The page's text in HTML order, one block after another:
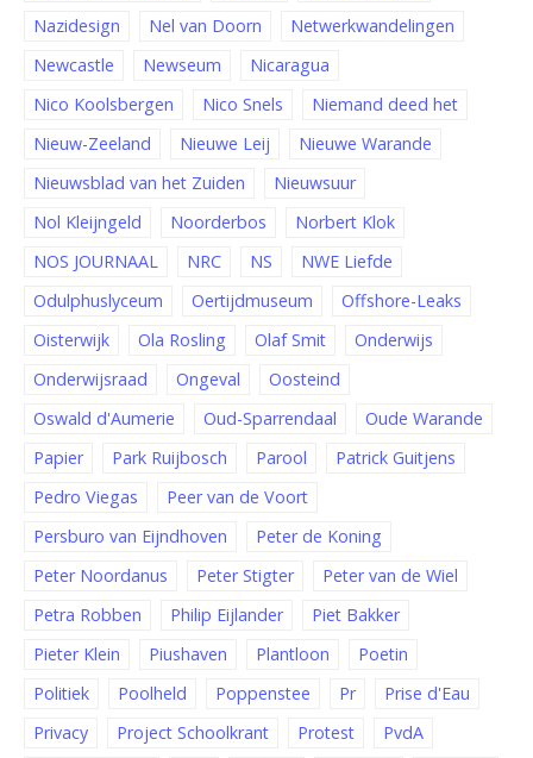
Nazidesign
Nel van Doorn
Netwerkwandelingen
Newcastle
Newseum
Nicaragua
Nico Koolsbergen
Nico Snels
Niemand deed het
Nieuw-Zeeland
Nieuwe Leij
Nieuwe Warande
Nieuwsblad van het Zuiden
Nieuwsuur
Nol Kleijngeld
Noorderbos
Norbert Klok
NOS JOURNAAL
NRC NS
NWE Liefde
Odulphuslyceum
Oertijdmuseum
Offshore-Leaks
Oisterwijk
Ola Rosling Olaf Smit
Onderwijs
Onderwijsraad
Ongeval
Oosteind
Oswald d'Aumerie
Oud-Sparrendaal
Oude Warande
Papier
Park Ruijbosch Parool
Patrick Guitjens
Pedro Viegas
Peer van de Voort
Persburo van Eijndhoven
Peter de Koning
Peter Noordanus
Peter Stigter
Peter van de Wiel
Petra Robben
Philip Eijlander
Piet Bakker
Pieter Klein
Piushaven Plantloon
Poetin
Politiek
Poolheld Poppenstee Pr
Prise d'Eau
Privacy
Project Schoolkrant Protest
PvdA